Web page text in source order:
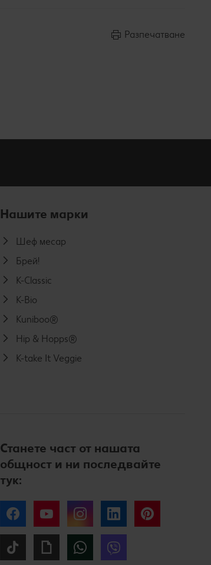
Разпечатване
Нашите марки
Шеф месар
Брей!
K-Classic
K-Bio
Kuniboo®
Hip & Hopps®
K-take It Veggie
Станете част от нашата
общност и ни последвайте
тук:
Facebook YouTube Instagram LinkedIn
Tiktok Giphy WhatsApp